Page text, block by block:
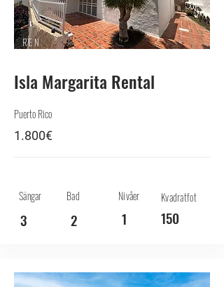
REN
Isla Margarita Rental
Puerto Rico
1.800€
Sängar Bad Nivåer Kvadratfot
3 2 1 150